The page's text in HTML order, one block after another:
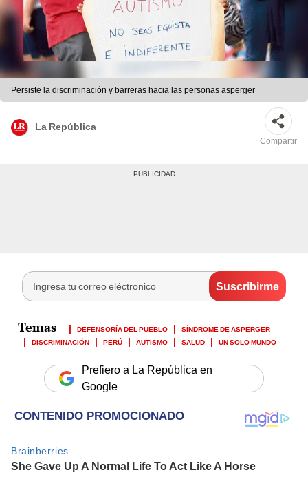
Persiste la discriminación y barreras hacia las personas asperger
La República
Compartir
DEFENSORÍA DEL PUEBLO
SÍNDROME DE ASPERGER
DISCRIMINACIÓN
PERÚ AUTISMO SALUD UN SOLO MUNDO
Prefiero a La República en
Google